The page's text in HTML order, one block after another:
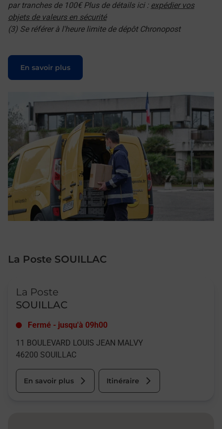
par tranches de 100€ Plus de détails ici : expédier vos
objets de valeurs en sécurité
(3) Se référer à l'heure limite de dépôt Chronopost
En savoir plus
Le lien s'ouvre dans un nouvel onglet
La Poste SOUILLAC
La Poste
SOUILLAC
Fermé - jusqu'à 09h00
11 BOULEVARD LOUIS JEAN MALVY
46200 SOUILLAC
En savoir plus Itinéraire